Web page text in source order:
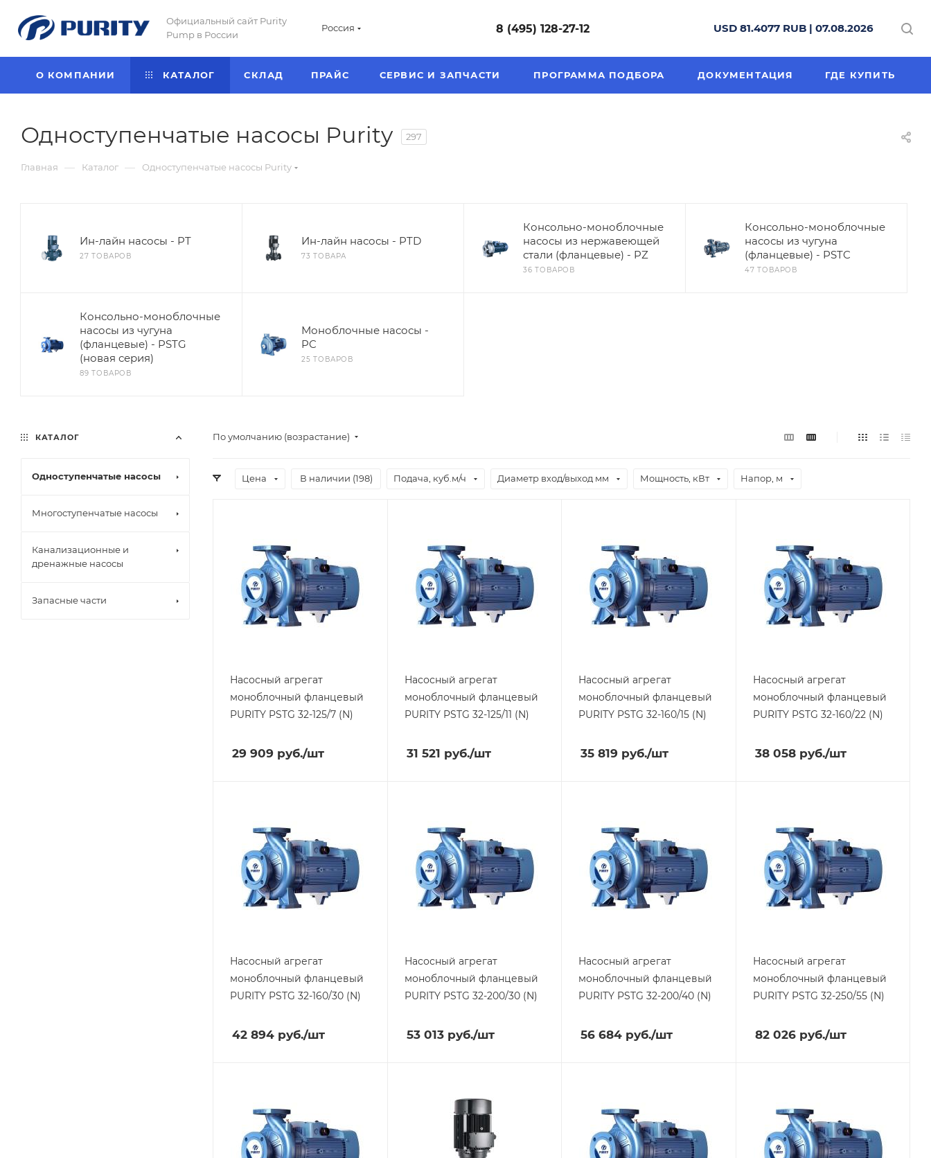
Официальный сайт Purity
Pump в России
Россия 8 (495) 128-27-12 USD 81.4077 RUB | 07.08.2026
О КОМПАНИИ КАТАЛОГ CКЛАД ПРАЙС СЕРВИС И ЗАПЧАСТИ ПРОГРАММА ПОДБОРА ДОКУМЕНТАЦИЯ ГДЕ КУПИТЬ
Одноступенчатые насосы Purity 297
Главная — Каталог — Одноступенчатые насосы Purity
Ин-лайн насосы - PT
27 ТОВАРОВ
Ин-лайн насосы - PTD
73 ТОВАРА
Консольно-моноблочные
насосы из нержавеющей
стали (фланцевые) - PZ
36 ТОВАРОВ
Консольно-моноблочные
насосы из чугуна
(фланцевые) - PSTC
47 ТОВАРОВ
Консольно-моноблочные
насосы из чугуна
(фланцевые) - PSTG
(новая серия)
89 ТОВАРОВ
Моноблочные насосы -
PC
25 ТОВАРОВ
По умолчанию (возрастание)
Цена В наличии (198) Подача, куб.м/ч Диаметр вход/выход мм Мощность, кВт Напор, м
Насосный агрегат
моноблочный фланцевый
PURITY PSTG 32-125/7 (N)
29 909 руб./шт
Насосный агрегат
моноблочный фланцевый
PURITY PSTG 32-125/11 (N)
31 521 руб./шт
Насосный агрегат
моноблочный фланцевый
PURITY PSTG 32-160/15 (N)
35 819 руб./шт
Насосный агрегат
моноблочный фланцевый
PURITY PSTG 32-160/22 (N)
38 058руб./шт
Насосный агрегат
моноблочный фланцевый
PURITY PSTG 32-160/30 (N)
42 894 руб./шт
Насосный агрегат
моноблочный фланцевый
PURITY PSTG 32-200/30 (N)
53 013руб./шт
Насосный агрегат
моноблочный фланцевый
PURITY PSTG 32-200/40 (N)
56 684 руб./шт
Насосный агрегат
моноблочный фланцевый
PURITY PSTG 32-250/55 (N)
82 026руб./шт
КАТАЛОГ
Одноступенчатые насосы
Многоступенчатые насосы
Канализационные и
дренажные насосы
Запасные части